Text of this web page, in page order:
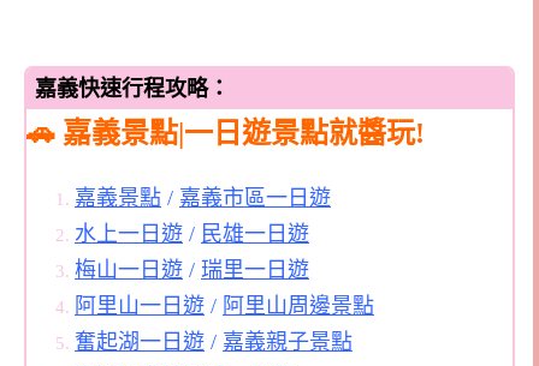
嘉義快速行程攻略：
🚗 嘉義景點|一日遊景點就醬玩!
嘉義景點 / 嘉義市區一日遊
水上一日遊 / 民雄一日遊
梅山一日遊 / 瑞里一日遊
阿里山一日遊 / 阿里山周邊景點
奮起湖一日遊 / 嘉義親子景點